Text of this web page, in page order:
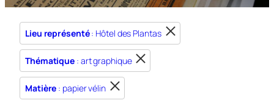
Lieu représenté: Hôtel des Plantas
Thématique : art graphique
Matière : papier vélin